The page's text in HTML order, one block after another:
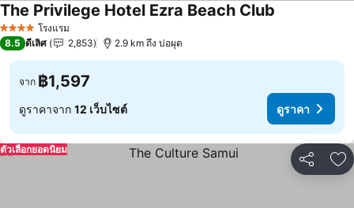
4 ดาว โรงแรม
The Privilege Hotel Ezra Beach Club
8.5 ดีเลิศ 2,853 2.9 km ถึง บ่อผุด
จาก ฿1,597
ดูราคาจาก 12 เว็บไซต์ ดูราคา
แชร์ เ
ตัวเลือกยอดนิยม